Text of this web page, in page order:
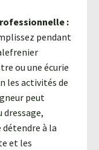
:
pendant
ou une écurie
les activités de
peut
dressage,
à la
et les